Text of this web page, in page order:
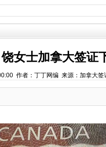
饶女士加拿大签证
作者：丁丁网编 来源：加拿大